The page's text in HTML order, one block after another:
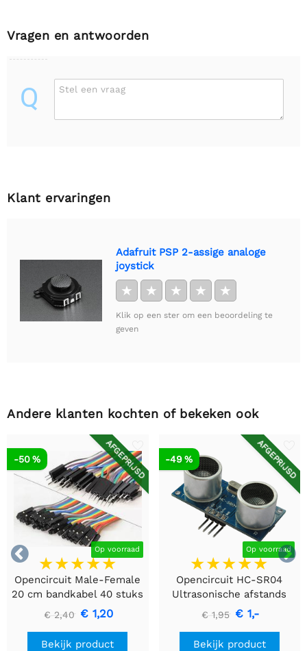
Vragen en antwoorden
Q Stel een vraag
Klant ervaringen
Adafruit PSP 2-assige analoge
joystick
★ ★ ★ ★ ★
Klik op een ster om een beoordeling te
geven
Andere klanten kochten of bekeken ook


AFGEPRIJSD
Op voorraad
-50 %
Opencircuit Male-Female
20 cm bandkabel 40 stuks
€ 2,40 € 1,20
Bekijk product
AFGEPRIJSD
Op voorraad
-49 %
Opencircuit HC-SR04
Ultrasonische afstands
detectie module
€ 1,95 € 1,-
Bekijk product